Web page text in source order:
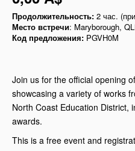
Продолжительность: 2 час.
Место встречи: Maryborough,
Код предложения: PGVH0M
Join us for the official opening
showcasing a variety of works
North Coast Education District,
awards.
This is a free event and